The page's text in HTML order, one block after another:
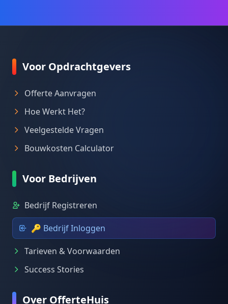
Voor Opdrachtgevers
Offerte Aanvragen
Hoe Werkt Het?
Veelgestelde Vragen
Bouwkosten Calculator
Voor Bedrijven
Bedrijf Registreren
🔑 Bedrijf Inloggen
Tarieven & Voorwaarden
Success Stories
Over OfferteHuis